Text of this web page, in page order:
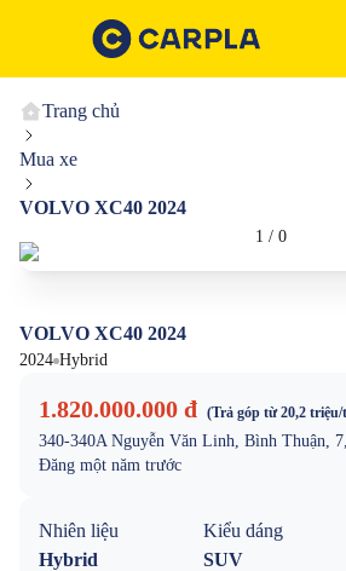
Trang chủ
Mua xe
VOLVO XC40 2024
1 / 0
VOLVO XC40 2024
2024 Hybrid
1.820.000.000 đ (Trả góp từ20,2 triệu/
340-340A Nguyễn Văn Linh, Bình Thuận,
Đăng một năm trước
Nhiên liệu
Hybrid
Kiểu dáng
SUV